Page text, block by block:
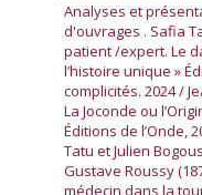
Analyses et
d'ouvrages . Safia
patient /expert. Le
l’histoire unique »
complicités. 2024 /
La Joconde ou
Éditions de l’Onde,
Tatu et Julien
Gustave Roussy
médecin dans la